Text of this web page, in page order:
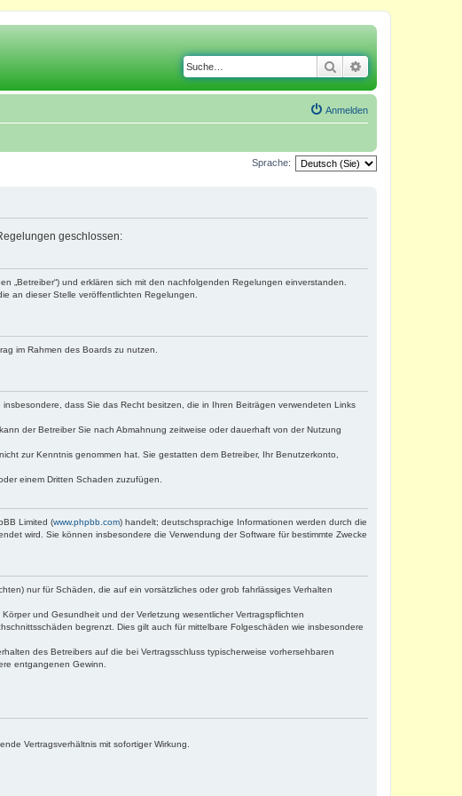
Suche
Anmelden
Sprache:
geschlossen:
„Betreiber“) und erklären sich mit den nachfolgenden Regelungen einverstanden.
an dieser Stelle veröffentlichten Regelungen.
im Rahmen des Boards zu nutzen.
dass Sie das Recht besitzen, die in Ihren Beiträgen verwendeten Links
der Betreiber Sie nach Abmahnung zeitweise oder dauerhaft von der Nutzung
zur Kenntnis genommen hat. Sie gestatten dem Betreiber, Ihr Benutzerkonto,
einem Dritten Schaden zuzufügen.
Limited (www.phpbb.com) handelt; deutschsprachige Informationen werden durch die
wird. Sie können insbesondere die Verwendung der Software für bestimmte Zwecke
nur für Schäden, die auf ein vorsätzliches oder grob fahrlässiges Verhalten
und Gesundheit und der Verletzung wesentlicher Vertragspflichten
begrenzt. Dies gilt auch für mittelbare Folgeschäden wie insbesondere
des Betreibers auf die bei Vertragsschluss typischerweise vorhersehbaren
entgangenen Gewinn.
Vertragsverhältnis mit sofortiger Wirkung.